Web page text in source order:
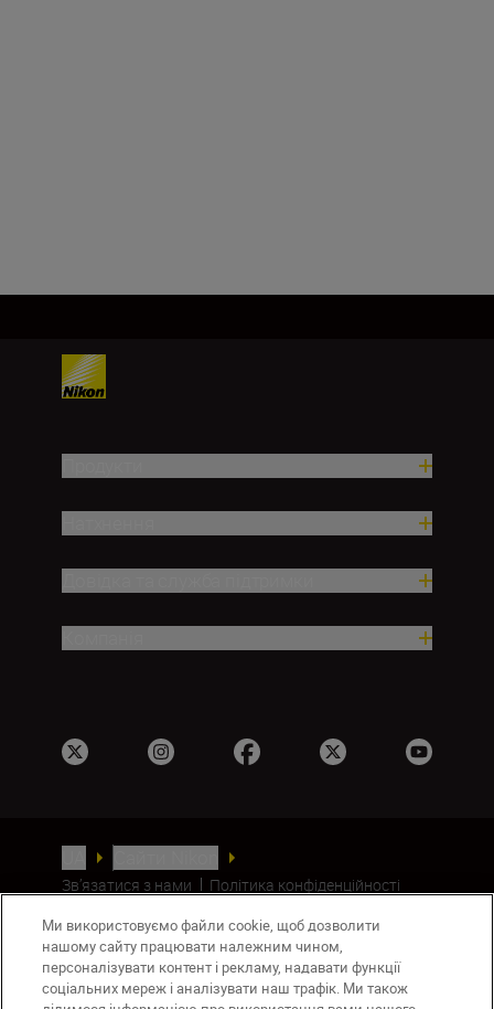
Зв’язатися з нами
Політика конфіденційності
Повідомлення про файли cookie
Налаштування Cookie
© 2026 Nikon
Ми використовуємо файли cookie, щоб дозволити
нашому сайту працювати належним чином,
персоналізувати контент і рекламу, надавати функції
соціальних мереж і аналізувати наш трафік. Ми також